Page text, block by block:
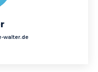
walter.de